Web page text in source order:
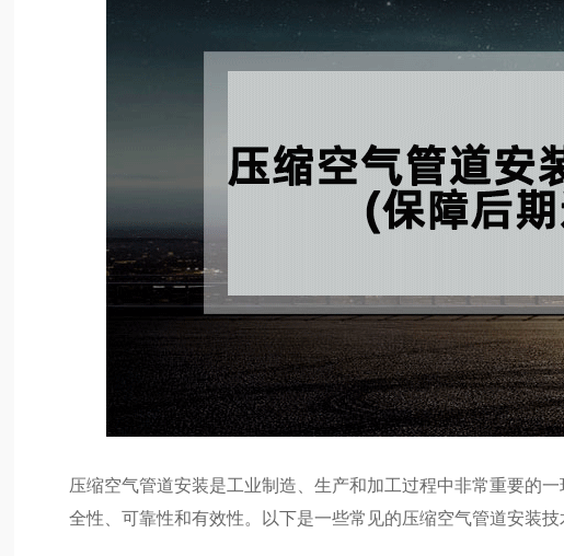
压缩空气管道安装是工业制造、生产和加工过程中非常重要的
全性、可靠性和有效性。以下是一些常见的压缩空气管道安装技